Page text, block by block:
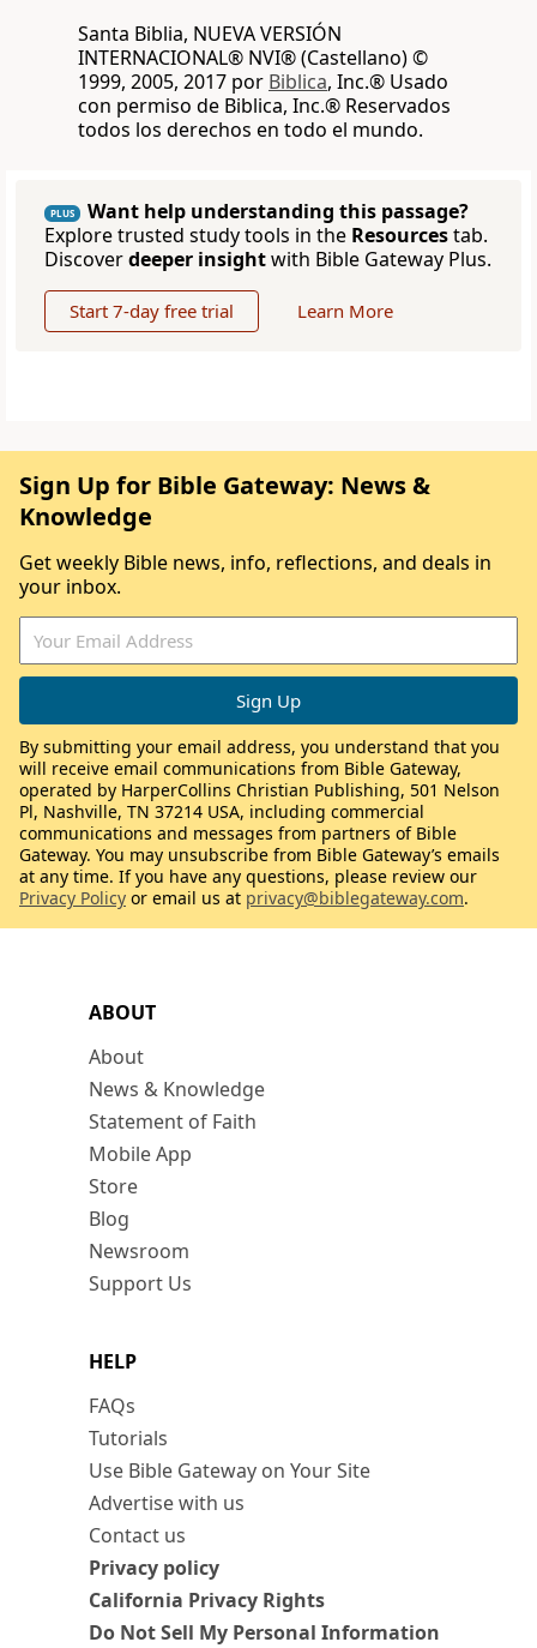
Santa Biblia, NUEVA VERSIÓN
INTERNACIONAL® NVI® (Castellano) ©
1999, 2005, 2017 por Biblica, Inc.® Usado
con permiso de Biblica, Inc.® Reservados
todos los derechos en todo el mundo.
PLUS
Want help understanding this passage?
Explore trusted study tools in the Resourcestab.
Discoverdeeper insightwith Bible Gateway Plus.
Start 7-day free trial Learn More
ABOUT
About
News & Knowledge
Statement of Faith
Mobile App
Store
Blog
Newsroom
Support Us
HELP
FAQs
Tutorials
Use Bible Gateway on Your Site
Advertise with us
Contact us
Privacy policy
California Privacy Rights
Do Not Sell My Personal Information
Sign Up for Bible Gateway: News &
Knowledge
Get weekly Bible news, info, reflections, and deals in
your inbox.
By submitting your email address, you understand that you
will receive email communications from Bible Gateway,
operated by HarperCollins Christian Publishing, 501 Nelson
Pl, Nashville, TN 37214 USA, including commercial
communications and messages from partners of Bible
Gateway. You may unsubscribe from Bible Gateway’s emails
at any time. If you have any questions, please review our
Privacy Policy or email us at privacy@biblegateway.com.